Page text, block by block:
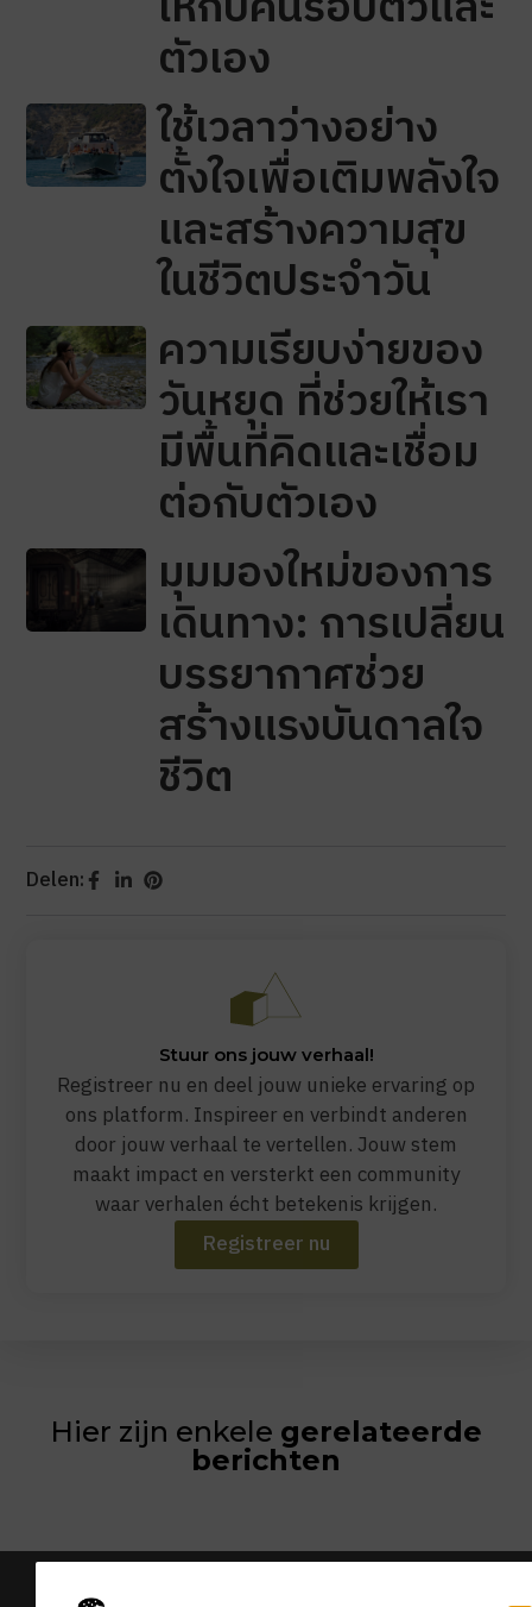
Delen:
ตัวเอง
ใช้เวลาว่างอย่าง
ตั้งใจเพื่อเติมพลังใจ
และสร้างความสุข
ในชีวิตประจำวัน
ความเรียบง่ายของ
วันหยุด ที่ช่วยให้เรา
มีพื้นที่คิดและเชื่อม
ต่อกับตัวเอง
มุมมองใหม่ของการ
เดินทาง: การเปลี่ยน
บรรยากาศช่วย
สร้างแรงบันดาลใจ
ชีวิต
Stuur ons jouw verhaal!
Registreer nu en deel jouw unieke ervaring op
ons platform. Inspireer en verbindt anderen
door jouw verhaal te vertellen. Jouw stem
maakt impact en versterkt een community
waar verhalen écht betekenis krijgen.
Registreer nu
Hier zijn enkele gerelateerde
berichten